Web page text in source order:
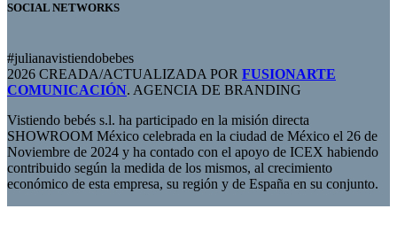
SOCIAL NETWORKS
#julianavistiendobebes
2026 CREADA/ACTUALIZADA POR FUSIONARTE
COMUNICACIÓN. AGENCIA DE BRANDING
Vistiendo bebés s.l. ha participado en la misión directa
SHOWROOM México celebrada en la ciudad de México el 26 de
Noviembre de 2024 y ha contado con el apoyo de ICEX habiendo
contribuido según la medida de los mismos, al crecimiento
económico de esta empresa, su región y de España en su conjunto.